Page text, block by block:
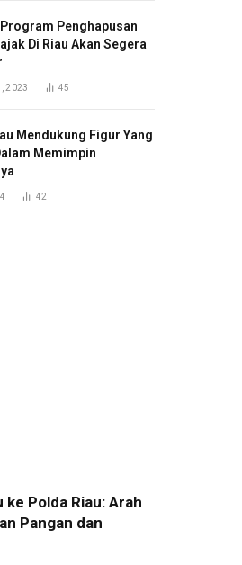
Penghapusan
Di Riau Akan Segera
2023 45
Mendukung Figur Yang
Memimpin
42
Polda Riau: Arah
Pangan dan